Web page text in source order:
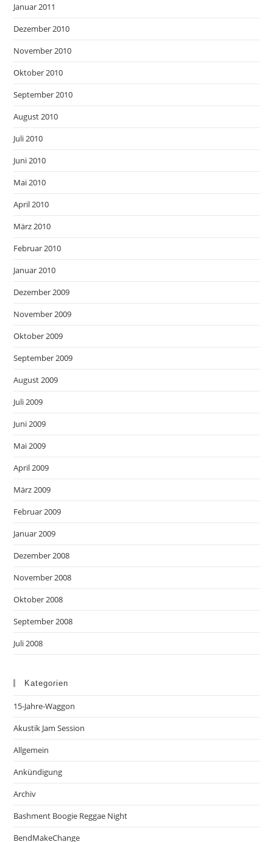
Januar 2011
Dezember 2010
November 2010
Oktober 2010
September 2010
August 2010
Juli 2010
Juni 2010
Mai 2010
April 2010
März 2010
Februar 2010
Januar 2010
Dezember 2009
November 2009
Oktober 2009
September 2009
August 2009
Juli 2009
Juni 2009
Mai 2009
April 2009
März 2009
Februar 2009
Januar 2009
Dezember 2008
November 2008
Oktober 2008
September 2008
Juli 2008
Kategorien
15-Jahre-Waggon
Akustik Jam Session
Allgemein
Ankündigung
Archiv
Bashment Boogie Reggae Night
BendMakeChange